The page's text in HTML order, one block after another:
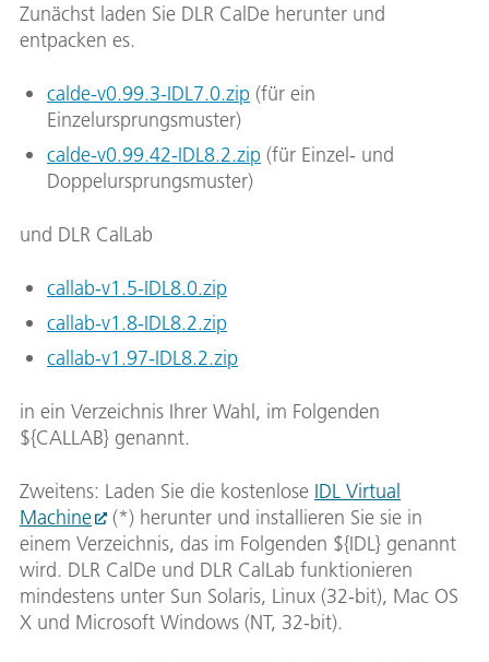
Zunächst laden Sie DLR CalDe herunter und
entpacken es.
calde-v0.99.3-IDL7.0.zip (für ein
Einzelursprungsmuster)
calde-v0.99.42-IDL8.2.zip (für Einzel- und
Doppelursprungsmuster)
und DLR CalLab
callab-v1.5-IDL8.0.zip
callab-v1.8-IDL8.2.zip
callab-v1.97-IDL8.2.zip
in ein Verzeichnis Ihrer Wahl, im Folgenden
${CALLAB} genannt.
Zweitens: Laden Sie die kostenlose IDL Virtual
Machine
(*) herunter und installieren Sie sie in
einem Verzeichnis, das im Folgenden ${IDL} genannt
wird. DLR CalDe und DLR CalLab funktionieren
mindestens unter Sun Solaris, Linux (32-bit), Mac OS
X und Microsoft Windows (NT, 32-bit).